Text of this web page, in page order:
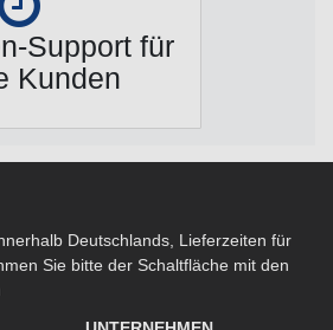
Support für
Kunden
Deutschlands, Lieferzeiten für
Sie bitte der Schaltfläche mit den